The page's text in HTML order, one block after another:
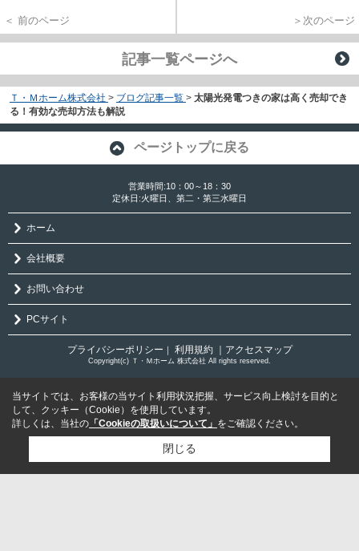
＜ 前のページ ＞次のページ
記事一覧ページへ
Ｔ・Ｍホーム株式会社 > ブログ記事一覧 > 太陽光発電つきの家は高く売却でき
る！有効な売却方法も解説
ページトップに戻る
営業時間:10：00～18：30
定休日:火曜日、第二・第三水曜日
ホーム
会社概要
お問い合わせ
PCサイト
プライバシーポリシー ｜ 利用規約 ｜アクセスマップ
Copyright(c) Ｔ・Ｍホーム 株式会社 All rights reserved.
当サイトでは、お客様の当サイト利用状況把握、サービス向上検討を目的と
して、クッキー（Cookie）を使用しています。
詳しくは、当社の 「Cookieの取扱いについて」 をご確認ください。
閉じる